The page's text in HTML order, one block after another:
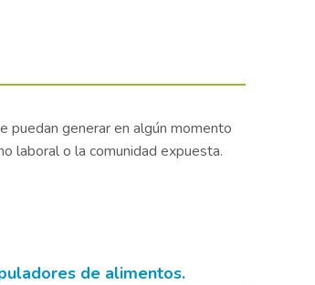
puedan generar en algún momento
laboral o la comunidad expuesta.
de alimentos.